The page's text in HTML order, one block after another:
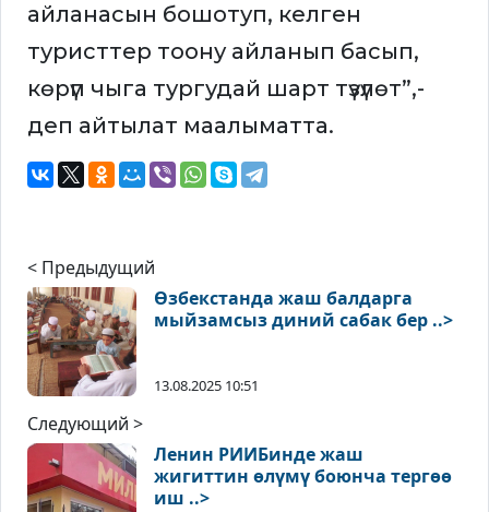
айланасын бошотуп, келген
туристтер тоону айланып басып,
көрүп чыга тургудай шарт түзүлөт”,-
деп айтылат маалыматта.
< Предыдущий
Өзбекстанда жаш балдарга
мыйзамсыз диний сабак бер ..>
13.08.2025 10:51
Следующий >
Ленин РИИБинде жаш
жигиттин өлүмү боюнча тергөө
иш ..>